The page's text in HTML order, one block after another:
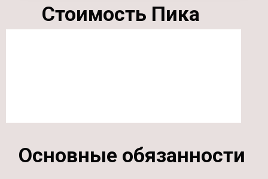
Стоимость Пика
Основные обязанности